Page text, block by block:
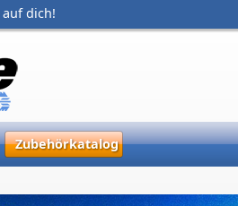
auf dich!
Zubehörkatalog